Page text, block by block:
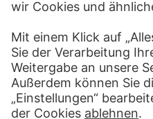
BESUCHEN SIE DAS
STÄDEL MUSEUM
ZUR WEBSEITE